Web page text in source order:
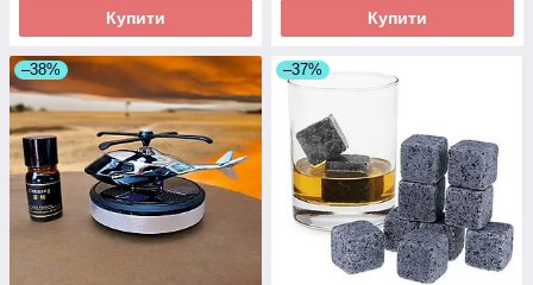
Купити Купити
–38% –37%